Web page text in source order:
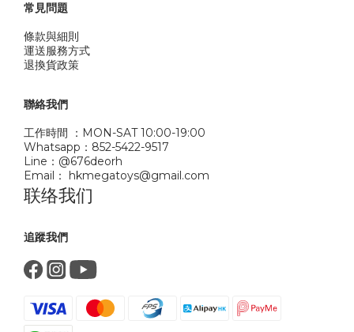
常見問題
條款與細則
運送服務方式
退換貨政策
聯絡我們
工作時間 ：MON-SAT 10:00-19:00
Whatsapp：852-5422-9517
Line：@676deorh
Email： hkmegatoys@gmail.com
联络我们
追蹤我們